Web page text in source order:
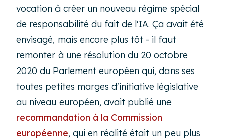
vocation à créer un nouveau régime spécial
de responsabilité du fait de l'IA. Ça avait été
envisagé, mais encore plus tôt - il faut
remonter à une résolution du 20 octobre
2020 du Parlement européen qui, dans ses
toutes petites marges d'initiative législative
au niveau européen, avait publié une
recommandation à la Commission
européenne, qui en réalité était un peu plus